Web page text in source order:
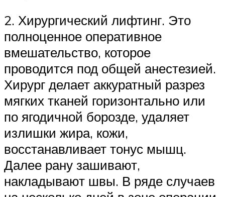
2. Хирургический лифтинг. Это
полноценное оперативное
вмешательство, которое
проводится под общей анестезией.
Хирург делает аккуратный разрез
мягких тканей горизонтально или
по ягодичной борозде, удаляет
излишки жира, кожи,
восстанавливает тонус мышц.
Далее рану зашивают,
накладывают швы. В ряде случаев